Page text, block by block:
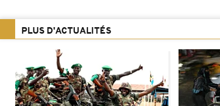
PLUS D'ACTUALITÉS